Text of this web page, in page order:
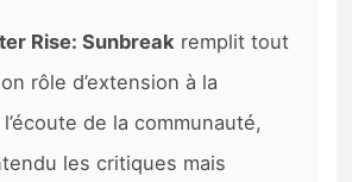
Rise: Sunbreak remplit tout
rôle d’extension à la
de la communauté,
les critiques mais